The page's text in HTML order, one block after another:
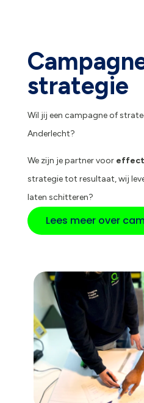
strategie
Wil jij een campagne of
Anderlecht?
We zijn je partner voor
strategie tot resultaat, wij
laten schitteren?
Lees meer over